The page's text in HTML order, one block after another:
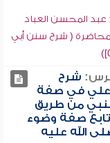
عبد المحسن العباد
( شرح سنن أبي
شرح
في صفة
من طريق
تابع صفة وضوء
الله عليه